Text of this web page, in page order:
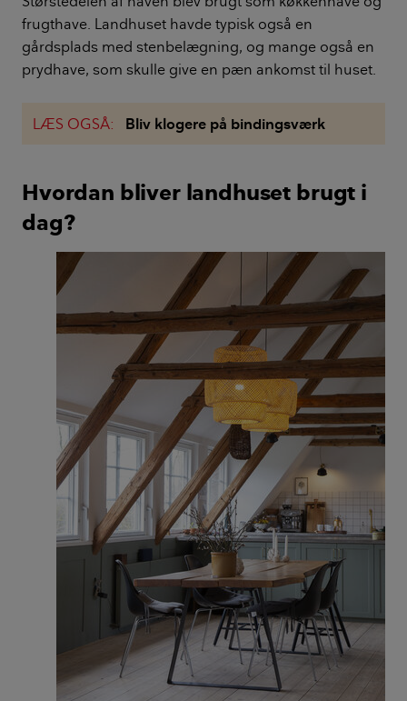
frugthave. Landhuset havde typisk også en
gårdsplads med stenbelægning, og mange også en
prydhave, som skulle give en pæn ankomst til huset.
LÆS OGSÅ: Bliv klogere på bindingsværk
Hvordan bliver landhuset brugt i
dag?